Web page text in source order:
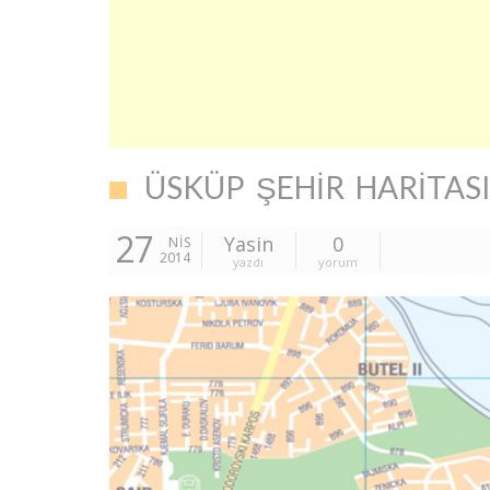
ÜSKÜP ŞEHIR HARITASI
27
NIS
2014
Yasin
yazdı
0
yorum